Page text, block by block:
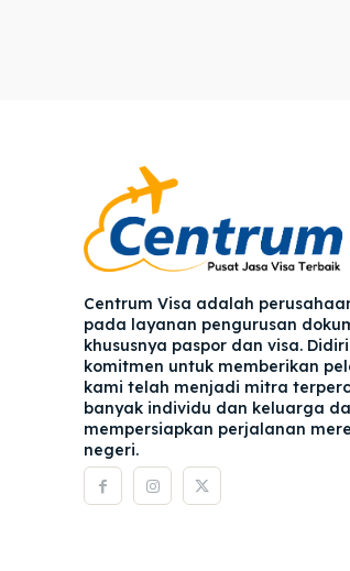
Centrum Visa adalah
pada layanan pengurusan
khususnya paspor dan visa.
komitmen untuk memberikan
kami telah menjadi mitra
banyak individu dan keluarga
mempersiapkan perjalanan
negeri.